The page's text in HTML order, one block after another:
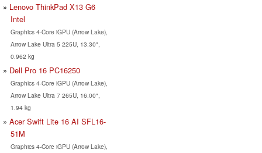
Lenovo ThinkPad X13 G6
Intel
Graphics 4-Core iGPU (Arrow Lake),
Arrow Lake Ultra 5 225U, 13.30",
0.962 kg
Dell Pro 16 PC16250
Graphics 4-Core iGPU (Arrow Lake),
Arrow Lake Ultra 7 265U, 16.00",
1.94 kg
Acer Swift Lite 16 AI SFL16-
51M
Graphics 4-Core iGPU (Arrow Lake),